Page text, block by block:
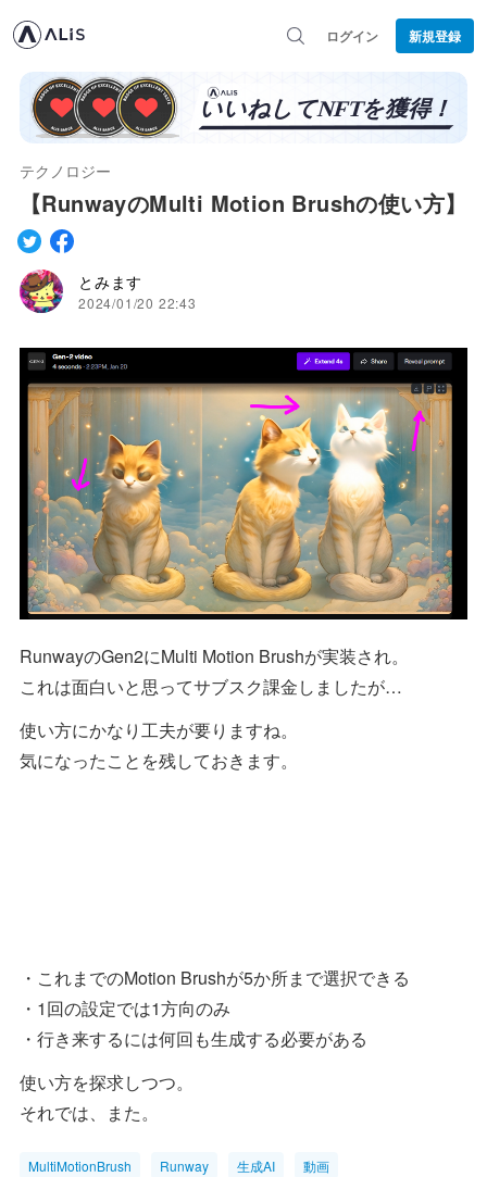
ログイン 新規登録
テクノロジー
【RunwayのMulti Motion Brushの使い方】
とみます
2024/01/20 22:43
RunwayのGen2にMulti Motion Brushが実装され。
これは面白いと思ってサブスク課金しましたが…
使い方にかなり工夫が要りますね。
気になったことを残しておきます。
・これまでのMotion Brushが5か所まで選択できる
・1回の設定では1方向のみ
・行き来するには何回も生成する必要がある
使い方を探求しつつ。
それでは、また。
MultiMotionBrush Runway 生成AI 動画